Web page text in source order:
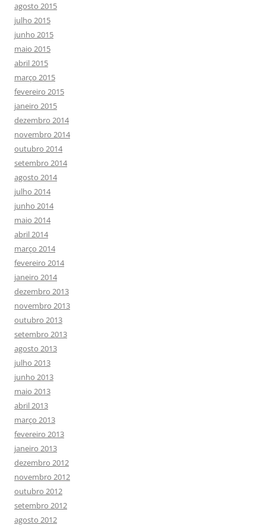
agosto 2015
julho 2015
junho 2015
maio 2015
abril 2015
março 2015
fevereiro 2015
janeiro 2015
dezembro 2014
novembro 2014
outubro 2014
setembro 2014
agosto 2014
julho 2014
junho 2014
maio 2014
abril 2014
março 2014
fevereiro 2014
janeiro 2014
dezembro 2013
novembro 2013
outubro 2013
setembro 2013
agosto 2013
julho 2013
junho 2013
maio 2013
abril 2013
março 2013
fevereiro 2013
janeiro 2013
dezembro 2012
novembro 2012
outubro 2012
setembro 2012
agosto 2012